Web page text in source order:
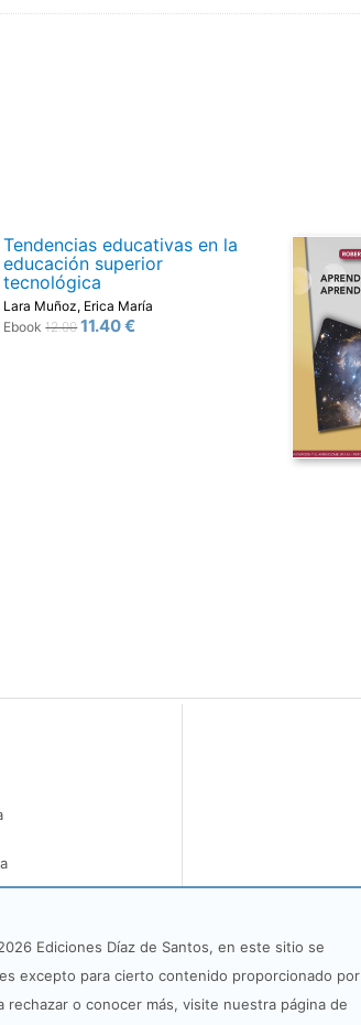
Tendencias educativas en la
educación superior
tecnológica
Lara Muñoz, Erica María
Ebook12.00 11.40 €
Ediciones Díaz de Santos, en este sitio se
excepto para cierto contenido proporcionado por
rechazar o conocer más, visite nuestra página de